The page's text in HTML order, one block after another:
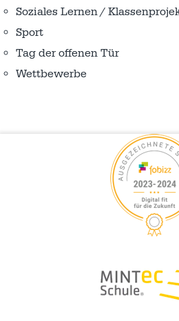
Soziales Lernen /
Sport
Tag der offenen Tür
Wettbewerbe